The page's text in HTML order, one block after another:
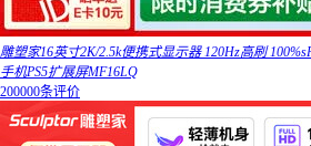
雕塑家16英寸2K/2.5k便携式显示器 120Hz高刷
手机PS5扩展屏MF16LQ
200000条评价